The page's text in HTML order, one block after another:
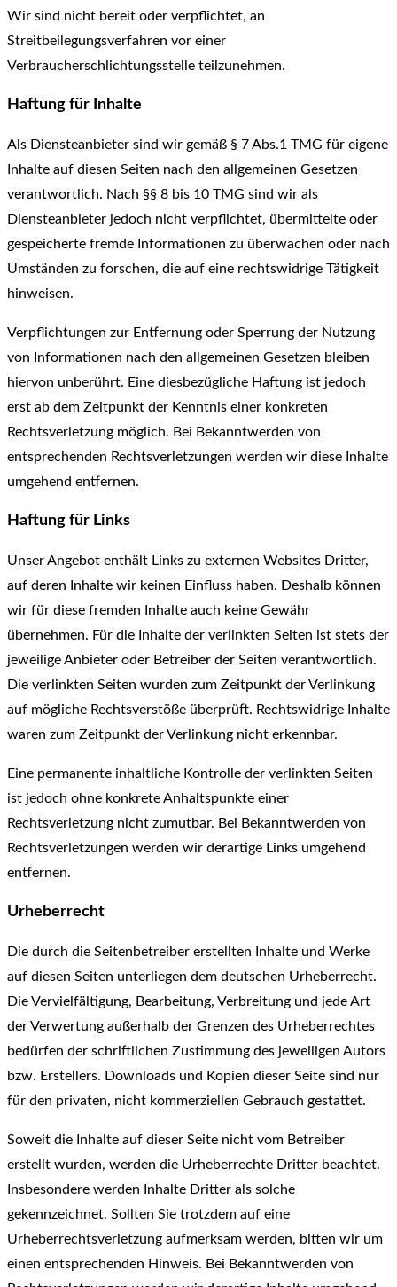
Wir sind nicht bereit oder verpflichtet, an
Streitbeilegungsverfahren vor einer
Verbraucherschlichtungsstelle teilzunehmen.
Haftung für Inhalte
Als Diensteanbieter sind wir gemäß § 7 Abs.1 TMG für eigene
Inhalte auf diesen Seiten nach den allgemeinen Gesetzen
verantwortlich. Nach §§ 8 bis 10 TMG sind wir als
Diensteanbieter jedoch nicht verpflichtet, übermittelte oder
gespeicherte fremde Informationen zu überwachen oder nach
Umständen zu forschen, die auf eine rechtswidrige Tätigkeit
hinweisen.
Verpflichtungen zur Entfernung oder Sperrung der Nutzung
von Informationen nach den allgemeinen Gesetzen bleiben
hiervon unberührt. Eine diesbezügliche Haftung ist jedoch
erst ab dem Zeitpunkt der Kenntnis einer konkreten
Rechtsverletzung möglich. Bei Bekanntwerden von
entsprechenden Rechtsverletzungen werden wir diese Inhalte
umgehend entfernen.
Haftung für Links
Unser Angebot enthält Links zu externen Websites Dritter,
auf deren Inhalte wir keinen Einfluss haben. Deshalb können
wir für diese fremden Inhalte auch keine Gewähr
übernehmen. Für die Inhalte der verlinkten Seiten ist stets der
jeweilige Anbieter oder Betreiber der Seiten verantwortlich.
Die verlinkten Seiten wurden zum Zeitpunkt der Verlinkung
auf mögliche Rechtsverstöße überprüft. Rechtswidrige Inhalte
waren zum Zeitpunkt der Verlinkung nicht erkennbar.
Eine permanente inhaltliche Kontrolle der verlinkten Seiten
ist jedoch ohne konkrete Anhaltspunkte einer
Rechtsverletzung nicht zumutbar. Bei Bekanntwerden von
Rechtsverletzungen werden wir derartige Links umgehend
entfernen.
Urheberrecht
Die durch die Seitenbetreiber erstellten Inhalte und Werke
auf diesen Seiten unterliegen dem deutschen Urheberrecht.
Die Vervielfältigung, Bearbeitung, Verbreitung und jede Art
der Verwertung außerhalb der Grenzen des Urheberrechtes
bedürfen der schriftlichen Zustimmung des jeweiligen Autors
bzw. Erstellers. Downloads und Kopien dieser Seite sind nur
für den privaten, nicht kommerziellen Gebrauch gestattet.
Soweit die Inhalte auf dieser Seite nicht vom Betreiber
erstellt wurden, werden die Urheberrechte Dritter beachtet.
Insbesondere werden Inhalte Dritter als solche
gekennzeichnet. Sollten Sie trotzdem auf eine
Urheberrechtsverletzung aufmerksam werden, bitten wir um
einen entsprechenden Hinweis. Bei Bekanntwerden von